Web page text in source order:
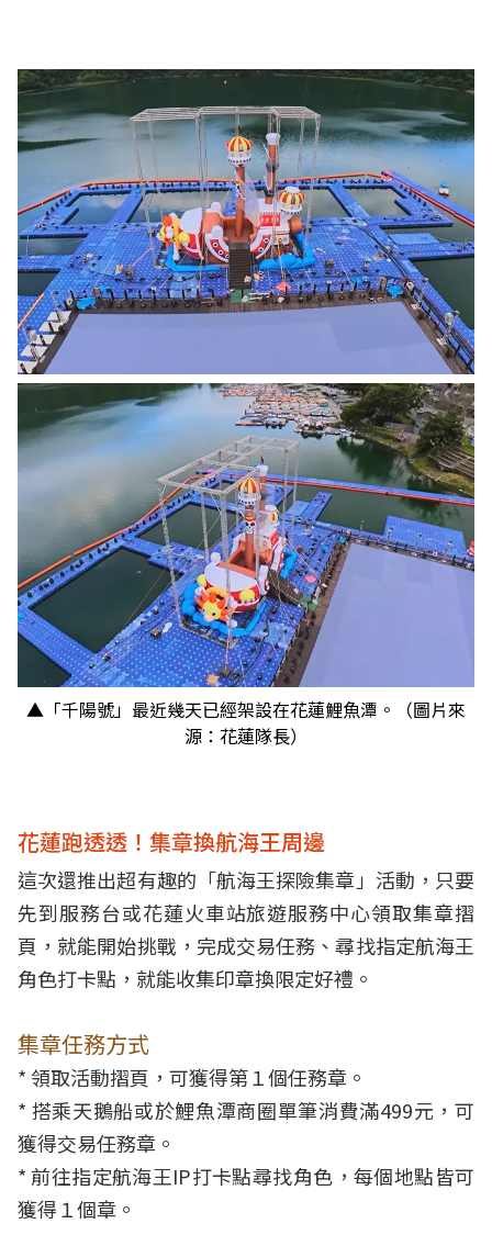
▲「千陽號」最近幾天已經架設在花蓮鯉魚潭。（圖片來
源：花蓮隊長）
花蓮跑透透！集章換航海王周邊
這次還推出超有趣的「航海王探險集章」活動，只要
先到服務台或花蓮火車站旅遊服務中心領取集章摺
頁，就能開始挑戰，完成交易任務、尋找指定航海王
角色打卡點，就能收集印章換限定好禮。
集章任務方式
* 領取活動摺頁，可獲得第１個任務章。
* 搭乘天鵝船或於鯉魚潭商圈單筆消費滿499元，可
獲得交易任務章。
* 前往指定航海王IP打卡點尋找角色，每個地點皆可
獲得１個章。